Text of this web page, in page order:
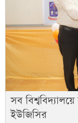
সব
ইউজিসির